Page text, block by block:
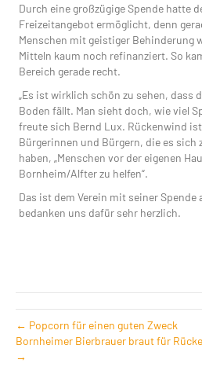
Durch eine großzügige Spende hatte
Freizeitangebot ermöglicht, denn
Menschen mit geistiger Behinderung
Mitteln kaum noch refinanziert. So
Bereich gerade recht.
„Es ist wirklich schön zu sehen, dass
Boden fällt. Man sieht doch, wie viel
freute sich Bernd Lux. Rückenwind
Bürgerinnen und Bürgern, die es sich
haben, „Menschen vor der eigenen
Bornheim/Alfter zu helfen“.
Das ist dem Verein mit seiner Spende
bedanken uns dafür sehr herzlich.
← Popcorn für einen guten Zweck
Bornheimer Bierbrauer braut für
→